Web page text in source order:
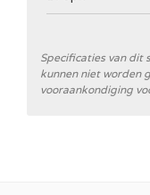
Specificaties van dit
kunnen niet worden
vooraankondiging